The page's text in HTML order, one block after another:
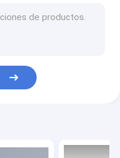
y micotoxina total